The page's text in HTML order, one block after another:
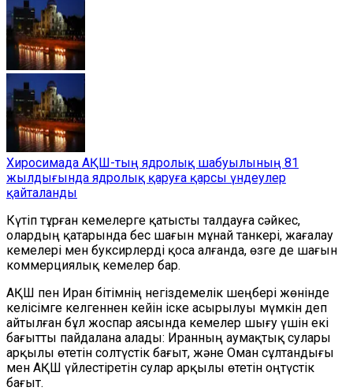
Хиросимада АҚШ-тың ядролық шабуылының 81
жылдығында ядролық қаруға қарсы үндеулер
қайталанды
Күтіп тұрған кемелерге қатысты талдауға сәйкес,
олардың қатарында бес шағын мұнай танкері, жағалау
кемелері мен буксирлерді қоса алғанда, өзге де шағын
коммерциялық кемелер бар.
АҚШ пен Иран бітімнің негіздемелік шеңбері жөнінде
келісімге келгеннен кейін іске асырылуы мүмкін деп
айтылған бұл жоспар аясында кемелер шығу үшін екі
бағытты пайдалана алады: Иранның аумақтық сулары
арқылы өтетін солтүстік бағыт, және Оман сұлтандығы
мен АҚШ үйлестіретін сулар арқылы өтетін оңтүстік
бағыт.